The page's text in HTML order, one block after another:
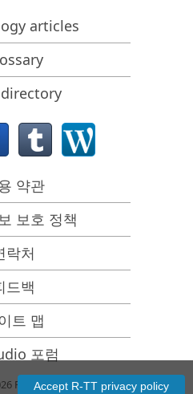
Data
Using R-Studio Emergency
that Won't Boot
SD cards
Mac Computer
files from a Mac system disk
Linux Disk after a
Disk Images (.DMG files)
Windows
over Network
articles
약관
보호 정책
락처
드백
트 맵
포럼
R-Tools Technology Inc.
Accept R-TT privacy policy